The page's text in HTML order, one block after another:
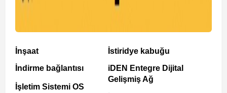
İnşaat
İndirme bağlantısı
İşletim Sistemi OS
İstiridye kabuğu
iDEN Entegre Dijital
Gelişmiş Ağ